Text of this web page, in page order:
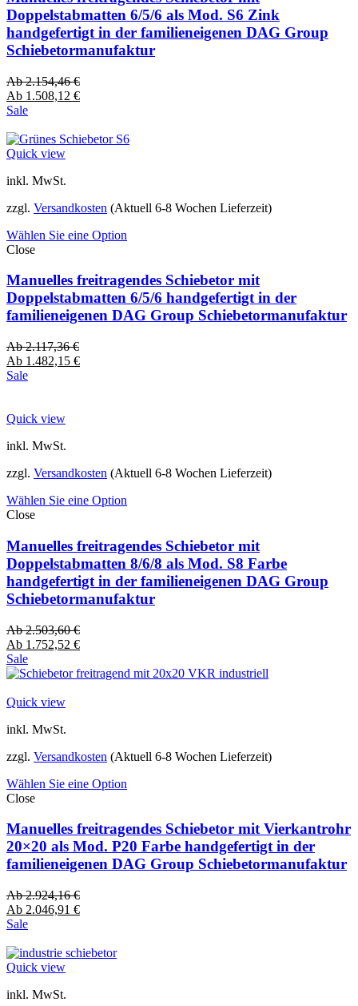
Doppelstabmatten 6/5/6 als Mod. S6 Zink
handgefertigt in der familieneigenen DAG Group
Schiebetormanufaktur
Ab2.154,46€
Ab 1.508,12 €
Sale
Quick view
inkl. MwSt.
zzgl. Versandkosten (Aktuell 6-8 Wochen Lieferzeit)
Wählen Sie eine Option
Close
Manuelles freitragendes Schiebetor mit
Doppelstabmatten 6/5/6 handgefertigt in der
familieneigenen DAG Group Schiebetormanufaktur
Ab2.117,36€
Ab 1.482,15 €
Sale
Quick view
inkl. MwSt.
zzgl. Versandkosten (Aktuell 6-8 Wochen Lieferzeit)
Wählen Sie eine Option
Close
Manuelles freitragendes Schiebetor mit
Doppelstabmatten 8/6/8 als Mod. S8 Farbe
handgefertigt in der familieneigenen DAG Group
Schiebetormanufaktur
Ab2.503,60€
Ab 1.752,52 €
Sale
Quick view
inkl. MwSt.
zzgl. Versandkosten (Aktuell 6-8 Wochen Lieferzeit)
Wählen Sie eine Option
Close
Manuelles freitragendes Schiebetor mit Vierkantrohr
20×20 als Mod. P20 Farbe handgefertigt in der
familieneigenen DAG Group Schiebetormanufaktur
Ab2.924,16€
Ab 2.046,91 €
Sale
Quick view
inkl. MwSt.